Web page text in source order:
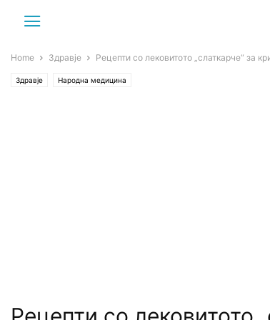
Home Здравје Рецепти со лековитото „слаткарче“ за
Здравје Народна медицина